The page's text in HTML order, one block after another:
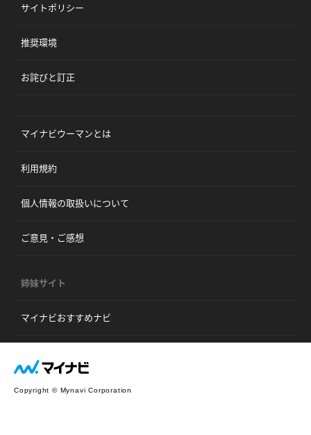
サイトポリシー
推奨環境
お詫びと訂正
マイナビウーマンとは
利用規約
個人情報の取扱いについて
ご意見・ご感想
姉妹サイト
マイナビおすすめナビ
Copyright © Mynavi Corporation